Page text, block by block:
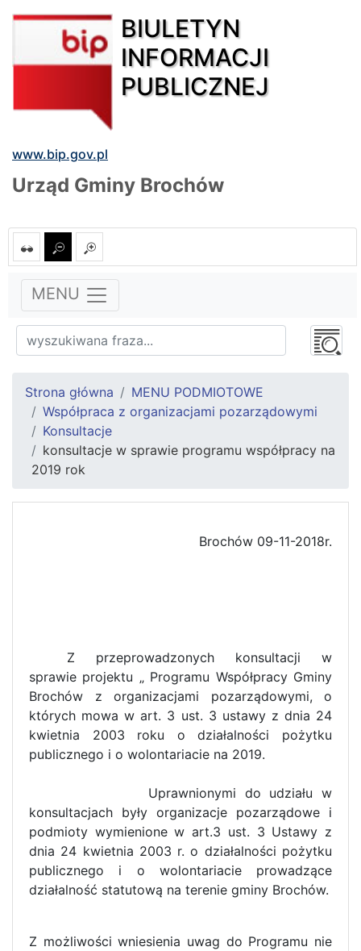
BIULETYN
INFORMACJI
PUBLICZNEJ
www.bip.gov.pl
Urząd Gminy Brochów
MENU
Strona główna
MENU PODMIOTOWE
Współpraca z organizacjami pozarządowymi
Konsultacje
konsultacje w sprawie programu współpracy na
2019 rok
Brochów 09-11-2018r.
Z przeprowadzonych konsultacji w
sprawie projektu „ Programu Współpracy Gminy
Brochów z organizacjami pozarządowymi, o
których mowa w art. 3 ust. 3 ustawy z dnia 24
kwietnia 2003 roku o działalności pożytku
publicznego i o wolontariacie na 2019.
Uprawnionymi do udziału w
konsultacjach były organizacje pozarządowe i
podmioty wymienione w art.3 ust. 3 Ustawy z
dnia 24 kwietnia 2003 r. o działalności pożytku
publicznego i o wolontariacie prowadzące
działalność statutową na terenie gminy Brochów.
Z możliwości wniesienia uwag do Programu nie